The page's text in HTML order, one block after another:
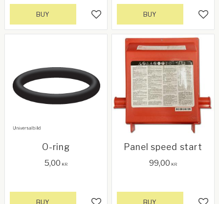
Add to favorites
BUY BUY
O-ring
5,00 KR
BUY
Panel speed start
99,00 KR
BUY